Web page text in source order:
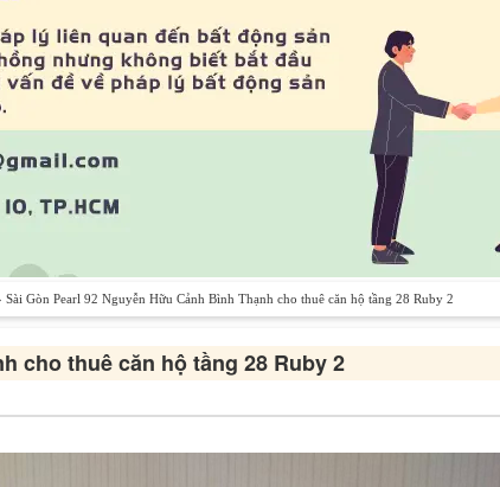
Sài Gòn Pearl 92 Nguyễn Hữu Cảnh Bình Thạnh cho thuê căn hộ tầng 28 Ruby 2
cho thuê căn hộ tầng 28 Ruby 2